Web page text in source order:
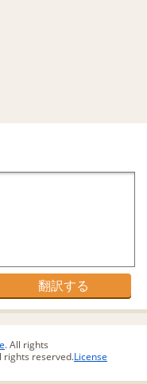
. All rights
rights reserved.License